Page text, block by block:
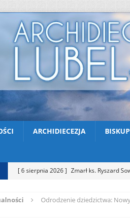
ARCHIDIECEZJA
[ 6 sierpnia 2026 ] Zmarł ks. Ryszard
AKTUALNOŚCIOdrodzenie dziedzictwa: